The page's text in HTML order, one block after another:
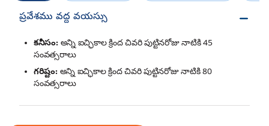
ప్రవేశము వద్ద వయస్సు
కనీసం: అన్ని ఐచ్ఛికాల క్రింద చివరి పుట్టినరోజు నాటికి 45
సంవత్సరాలు
గరిష్టం: అన్ని ఐచ్ఛికాల క్రింద చివరి పుట్టినరోజు నాటికి 80
సంవత్సరాలు